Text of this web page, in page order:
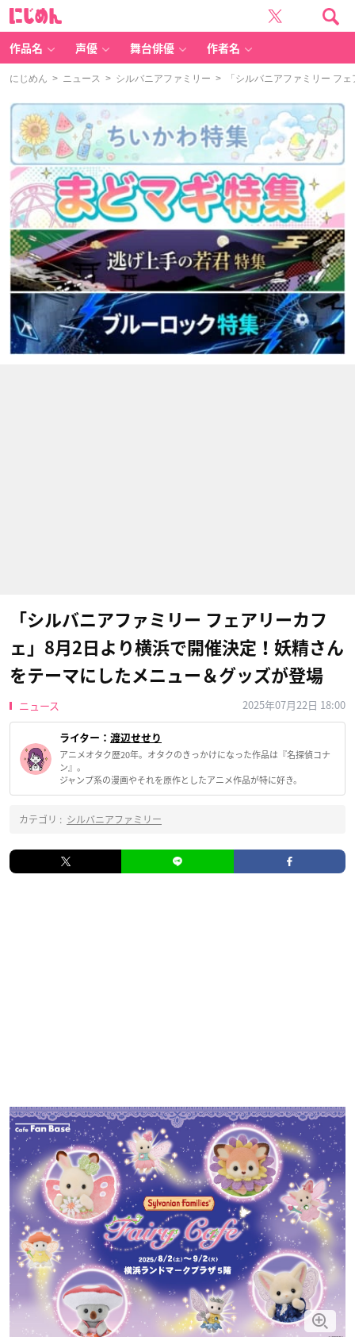
作品名 声優 舞台俳優 作者名
にじめん > ニュース > シルバニアファミリー > 「シルバニアファミリー フ
「シルバニアファミリー フェアリーカフ
ェ」8月2日より横浜で開催決定！妖精さん
をテーマにしたメニュー＆グッズが登場
ニュース 2025年07月22日 18:00
ライター： 渡辺せせり
アニメオタク歴20年。オタクのきっかけになった作品は『名探偵コナ
ン』。
ジャンプ系の漫画やそれを原作としたアニメ作品が特に好き。
カテゴリ : シルバニアファミリー